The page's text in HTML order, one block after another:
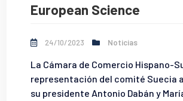
European Science
24/10/2023 Noticias
La Cámara de Comercio Hispano-
representación del comité Suecia
su presidente Antonio Dabán y